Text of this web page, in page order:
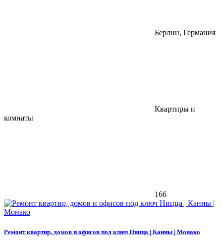
Берлин, Германия
Квартиры и
комнаты
166
Ремонт квартир, домов и офисов под ключ Ницца | Канны | Монако